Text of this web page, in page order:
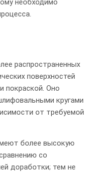
необходимо
распространенных
поверхностей
покраской. Оно
кругами
от требуемой
более высокую
со
доработки; тем не